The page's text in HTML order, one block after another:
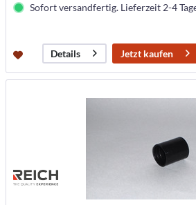
Sofort versandfertig. Lieferzeit 2-4
Details Jetzt kaufen